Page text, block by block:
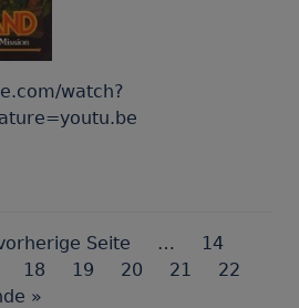
watch?
Seite … Seite
14
Aktuelle
Seite
18 Seite
19 Seite
20 Seite
21 Seite
22
»